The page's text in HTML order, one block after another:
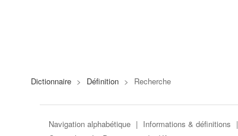
Dictionnaire > Définition > Recherche
Navigation alphabétique | Informations & définitions |